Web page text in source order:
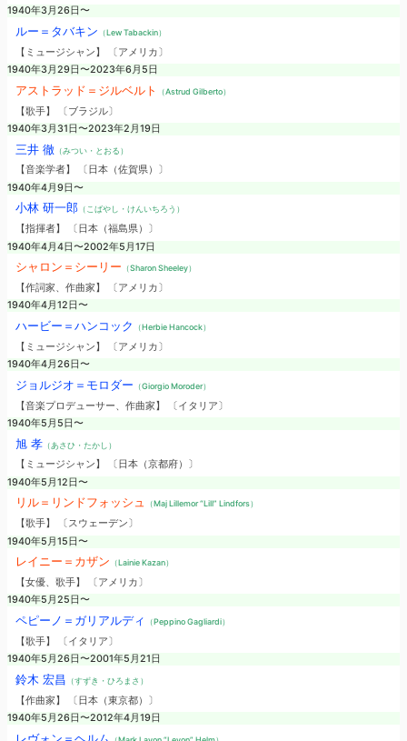
1940年3月26日〜
ルー＝タバキン （Lew Tabackin）
【ミュージシャン】 〔アメリカ〕
1940年3月29日〜2023年6月5日
アストラッド＝ジルベルト （Astrud Gilberto）
【歌手】 〔ブラジル〕
1940年3月31日〜2023年2月19日
三井 徹（みつい・とおる）
【音楽学者】 〔日本（佐賀県）〕
1940年4月9日〜
小林 研一郎（こばやし・けんいちろう）
【指揮者】 〔日本（福島県）〕
1940年4月4日〜2002年5月17日
シャロン＝シーリー （Sharon Sheeley）
【作詞家、作曲家】 〔アメリカ〕
1940年4月12日〜
ハービー＝ハンコック （Herbie Hancock）
【ミュージシャン】 〔アメリカ〕
1940年4月26日〜
ジョルジオ＝モロダー （Giorgio Moroder）
【音楽プロデューサー、作曲家】 〔イタリア〕
1940年5月5日〜
旭 孝（あさひ・たかし）
【ミュージシャン】 〔日本（京都府）〕
1940年5月12日〜
リル＝リンドフォッシュ （Maj Lillemor “Lill” Lindfors）
【歌手】 〔スウェーデン〕
1940年5月15日〜
レイニー＝カザン （Lainie Kazan）
【女優、歌手】 〔アメリカ〕
1940年5月25日〜
ペピーノ＝ガリアルディ （Peppino Gagliardi）
【歌手】 〔イタリア〕
1940年5月26日〜2001年5月21日
鈴木 宏昌 （すずき・ひろまさ）
【作曲家】 〔日本（東京都）〕
1940年5月26日〜2012年4月19日
レヴォン＝ヘルム